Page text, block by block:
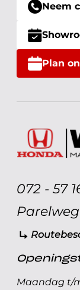
Neem
Plan
072 - 57
Parelweg
Maandag t/